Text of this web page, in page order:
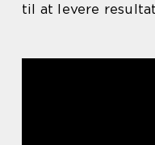
til at levere